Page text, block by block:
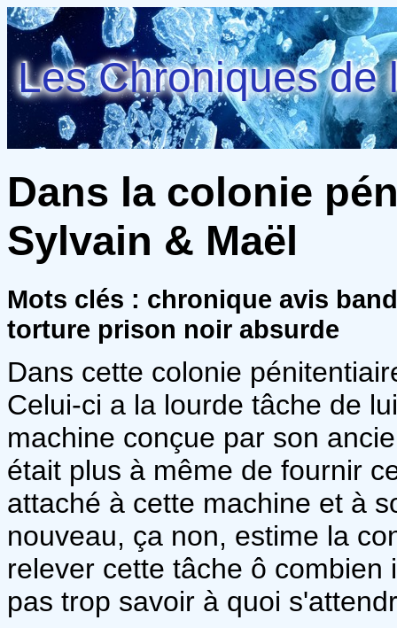
Les Chroniques de
Dans la colonie
Sylvain & Maël
Mots clés : chronique avis
torture prison noir absurde
Dans cette colonie
Celui-ci a la lourde tâche de
machine conçue par son
était plus à même de fournir
attaché à cette machine et à
nouveau, ça non, estime la
relever cette tâche ô
pas trop savoir à quoi